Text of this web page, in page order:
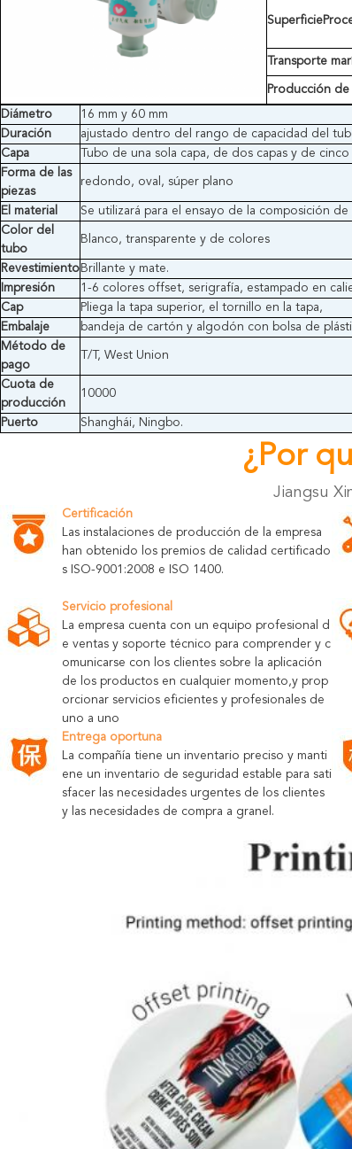
Superficie
Transporte
Producción
Diámetro
16 mm y 60 mm
Duración
ajustado dentro del rango de capacidad del
Capa
Tubo de una sola capa, de dos capas y de cinco
Forma de las
piezas
redondo, oval, súper plano
El material
Se utilizará para el ensayo de la composición de
Color del
tubo
Blanco, transparente y de colores
Revestimiento Brillante y mate.
Impresión
1-6 colores offset, serigrafía, estampado en
Cap
Pliega la tapa superior, el tornillo en la tapa,
Embalaje
bandeja de cartón y algodón con bolsa de
Método de
pago
T/T, West Union
Cuota de
producción
10000
Puerto Shanghái, Ningbo.
¿Por
Jiangsu
Certificación
Las instalaciones de producción de la empresa
han obtenido los premios de calidad certificado
s ISO-9001:2008 e ISO 1400.
Servicio profesional
La empresa cuenta con un equipo profesional d
e ventas y soporte técnico para comprender y c
omunicarse con los clientes sobre la aplicación
de los productos en cualquier momento,y prop
orcionar servicios eficientes y profesionales de
uno a uno
Entrega oportuna
La compañía tiene un inventario preciso y manti
ene un inventario de seguridad estable para sati
sfacer las necesidades urgentes de los clientes
y las necesidades de compra a granel.